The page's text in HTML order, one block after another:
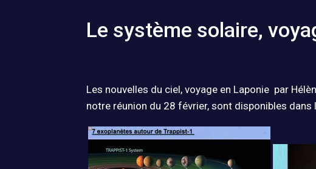
Le système solaire,
Les nouvelles du ciel, voyage en Laponie par
notre réunion du 28 février, sont disponibles dans